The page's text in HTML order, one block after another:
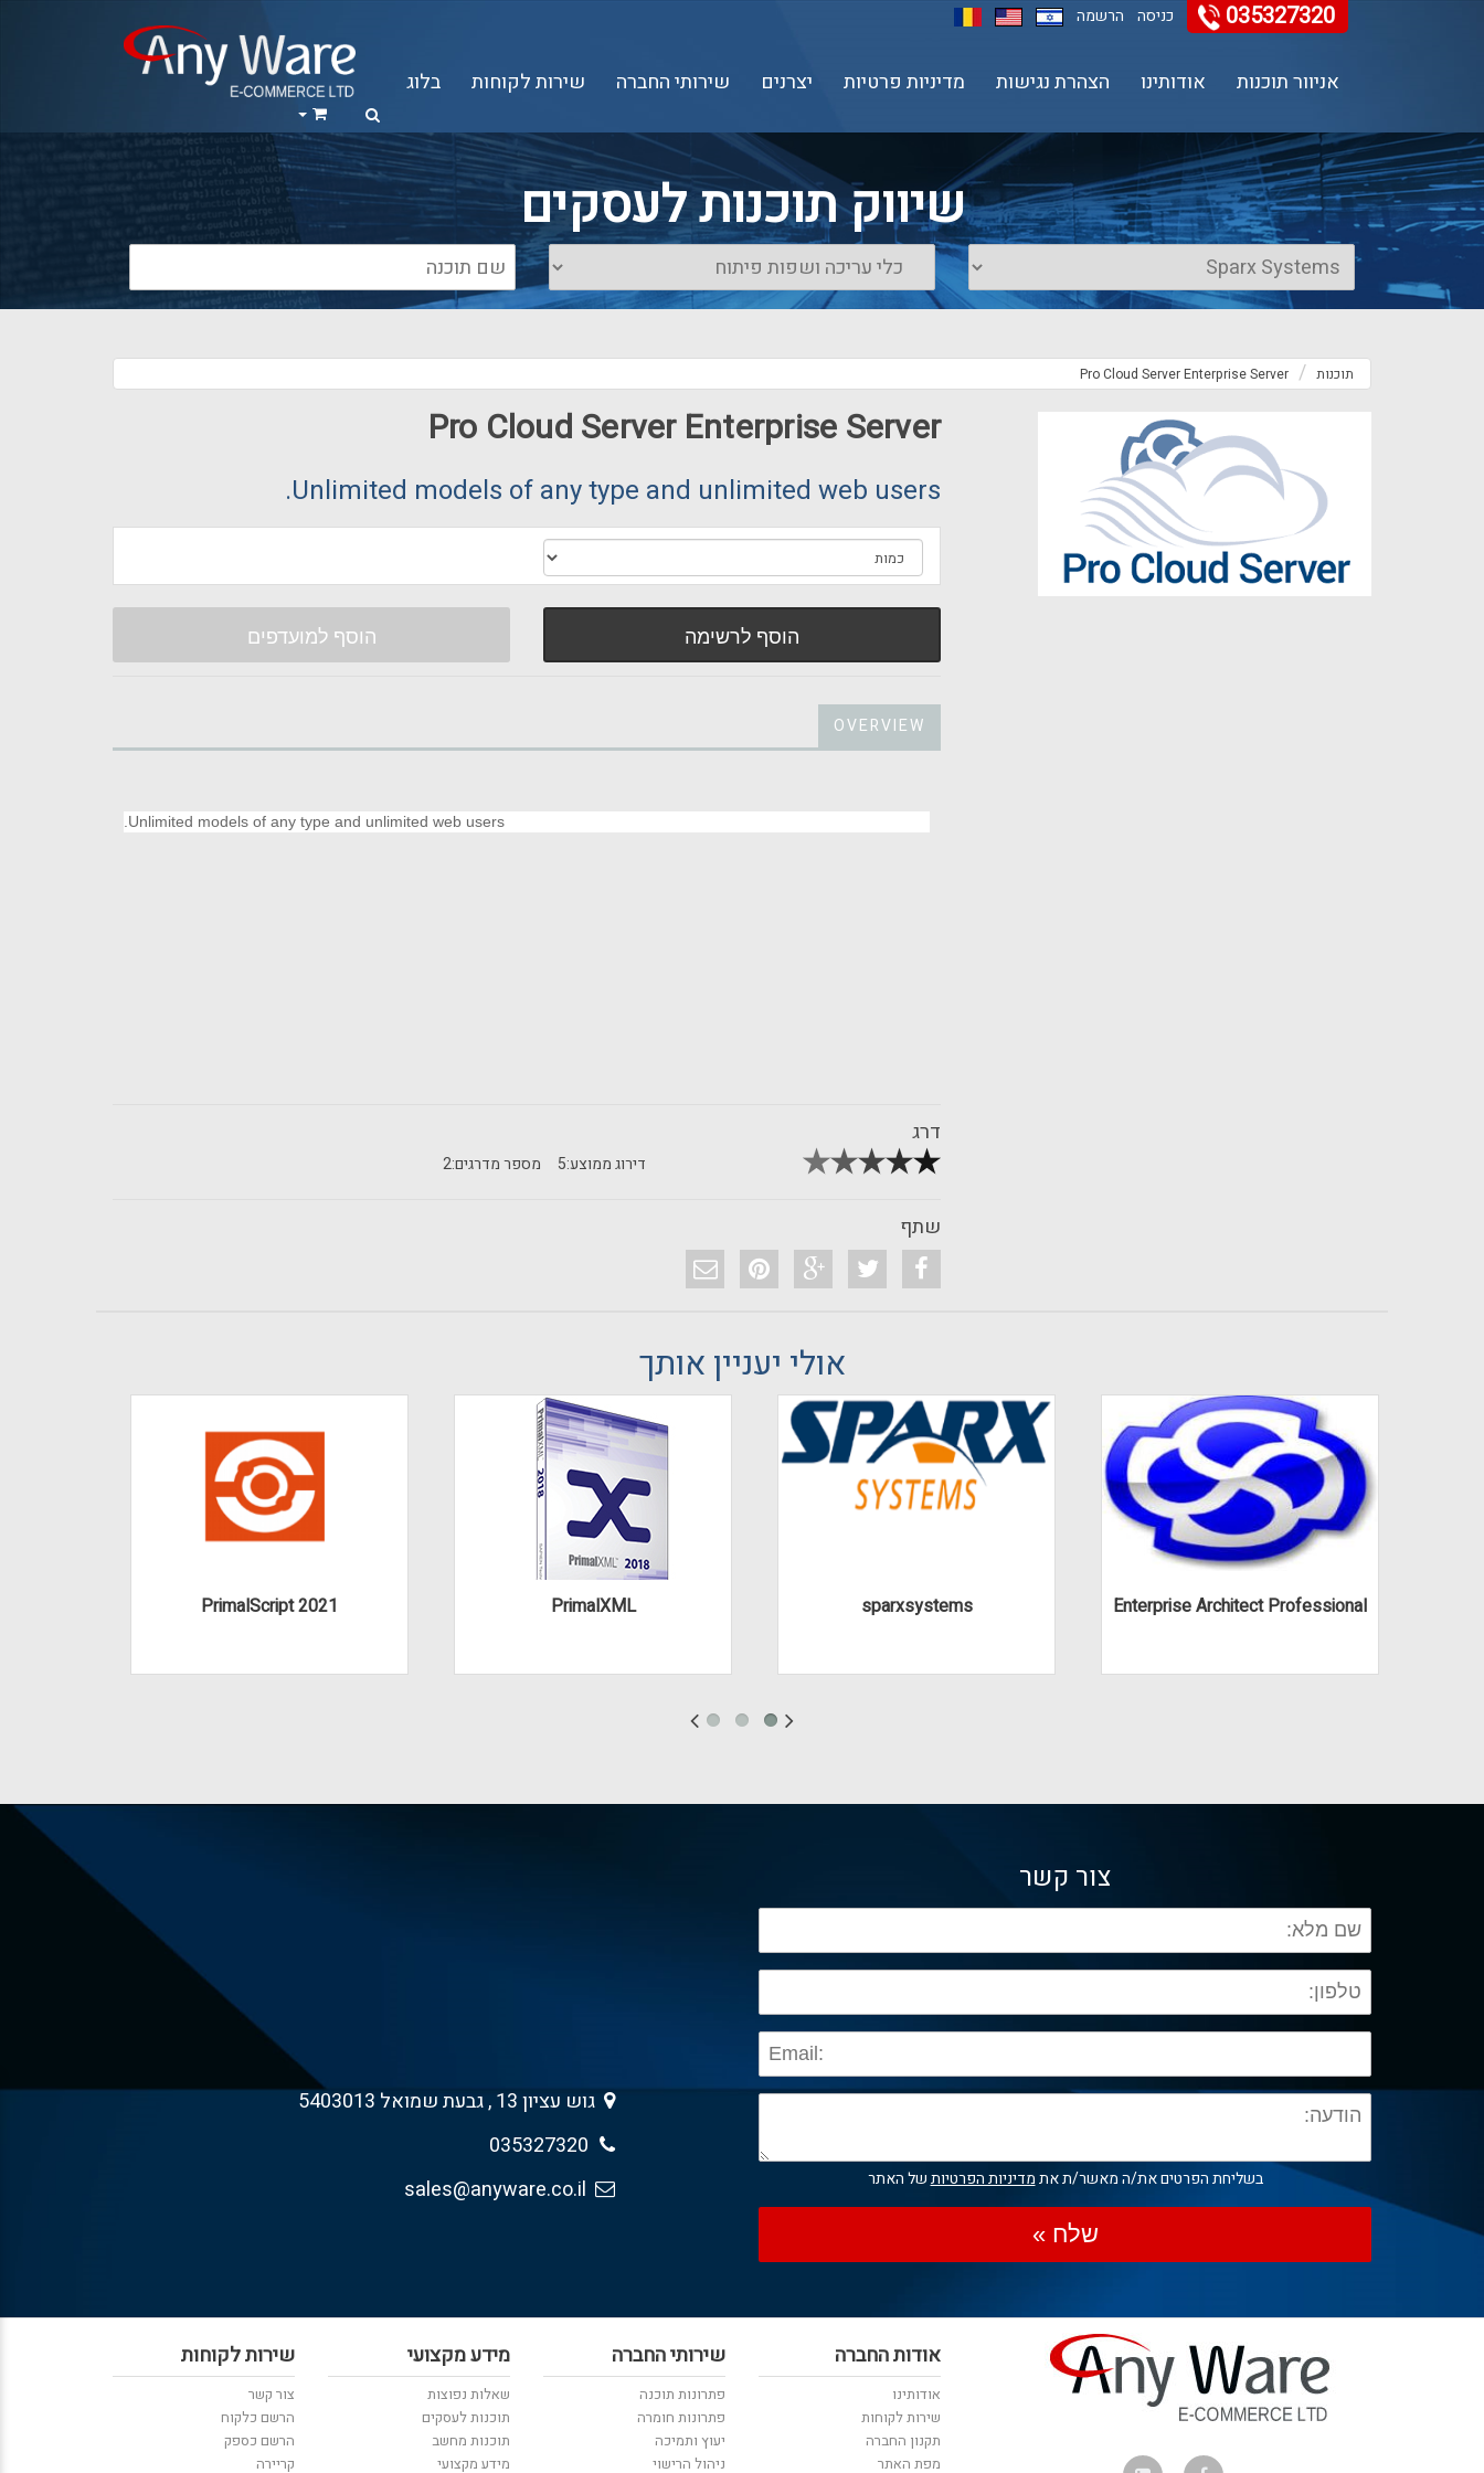
035327320 כניסה הרשמה
אניוור תוכנות אודותינו הצהרת נגישות מדיניות פרטיות יצרנים שירותי החברה שירות לקוחות בלוג
שיווק תוכנות לעסקים
תוכנות Pro Cloud Server Enterprise Server
Pro Cloud Server Enterprise Server
Unlimited models of any type and unlimited web users.
הוסף לרשימה הוסף למועדפים
OVERVIEW
Unlimited models of any type and unlimited web users.
דרג
מספר מדרגים:2 דירוג ממוצע:5
שתף
אולי יעניין אותך
PrimalScript 2021 PrimalXML sparxsystems Enterprise Architect Professional
צור קשר
בשליחת הפרטים את/ה מאשר/ת אתמדיניות הפרטיותשל האתר
שלח »
גוש עציון 13 , גבעת שמואל 5403013
035327320
אודות החברה
אודותינו
שירות לקוחות
תקנון החברה
מפת האתר
שירותי החברה
פתרונות תוכנה
פתרונות חומרה
יעוץ ותמיכה
ניהול הרישוי
מידע מקצועי
שאלות נפוצות
תוכנות לעסקים
תוכנות מחשב
מידע מקצועי
שירות לקוחות
צור קשר
הרשם כלקוח
הרשם כספק
קריירה